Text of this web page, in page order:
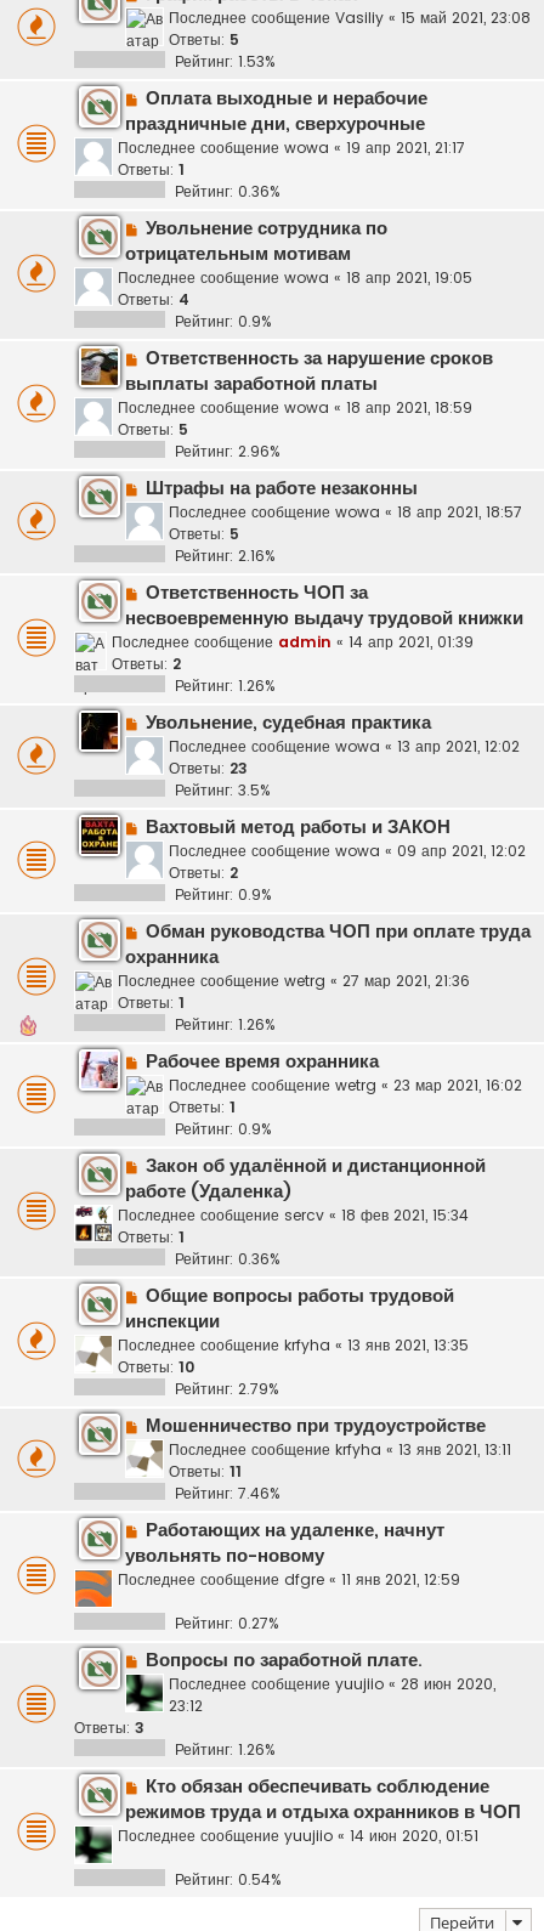
Последнее сообщение Vasiliy « 15 май 2021, 23:08
Ответы: 5
Рейтинг: 1.53%
Оплата выходные и нерабочие
праздничные дни, сверхурочные
Последнее сообщение wowa « 19 апр 2021, 21:17
Ответы: 1
Рейтинг: 0.36%
Увольнение сотрудника по
отрицательным мотивам
Последнее сообщение wowa « 18 апр 2021, 19:05
Ответы: 4
Рейтинг: 0.9%
Ответственность за нарушение сроков
выплаты заработной платы
Последнее сообщение wowa « 18 апр 2021, 18:59
Ответы: 5
Рейтинг: 2.96%
Штрафы на работе незаконны
Последнее сообщение wowa « 18 апр 2021, 18:57
Ответы: 5
Рейтинг: 2.16%
Ответственность ЧОП за
несвоевременную выдачу трудовой книжки
Последнее сообщение admin « 14 апр 2021, 01:39
Ответы: 2
Рейтинг: 1.26%
Увольнение, судебная практика
Последнее сообщение wowa « 13 апр 2021, 12:02
Ответы: 23
Рейтинг: 3.5%
Вахтовый метод работы и ЗАКОН
Последнее сообщение wowa « 09 апр 2021, 12:02
Ответы: 2
Рейтинг: 0.9%
Обман руководства ЧОП при оплате труда
охранника
Последнее сообщение wetrg « 27 мар 2021, 21:36
Ответы: 1
Рейтинг: 1.26%
Рабочее время охранника
Последнее сообщение wetrg « 23 мар 2021, 16:02
Ответы: 1
Рейтинг: 0.9%
Закон об удалённой и дистанционной
работе (Удаленка)
Последнее сообщение sercv « 18 фев 2021, 15:34
Ответы: 1
Рейтинг: 0.36%
Общие вопросы работы трудовой
инспекции
Последнее сообщение krfyha « 13 янв 2021, 13:35
Ответы: 10
Рейтинг: 2.79%
Мошенничество при трудоустройстве
Последнее сообщение krfyha « 13 янв 2021, 13:11
Ответы: 11
Рейтинг: 7.46%
Работающих на удаленке, начнут
увольнять по-новому
Последнее сообщение dfgre « 11 янв 2021, 12:59
Рейтинг: 0.27%
Вопросы по заработной плате.
Последнее сообщение yuujiio « 28 июн 2020,
23:12
Ответы: 3
Рейтинг: 1.26%
Кто обязан обеспечивать соблюдение
режимов труда и отдыха охранников в ЧОП
Последнее сообщение yuujiio « 14 июн 2020, 01:51
Рейтинг: 0.54%
Перейти